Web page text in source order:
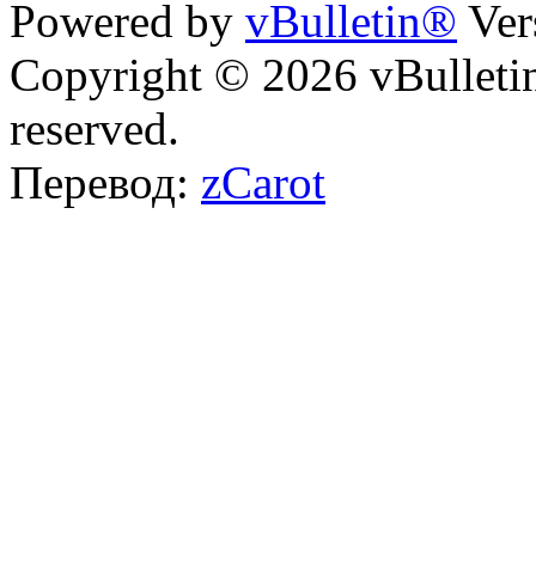
Powered by vBulletin®
Copyright © 2026
reserved.
Перевод: zCarot